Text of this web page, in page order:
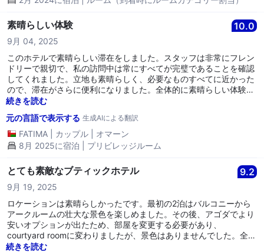
素晴らしい体験 10.0
9月 04, 2025
このホテルで素晴らしい滞在をしました。スタッフは非常にフレン
ドリーで親切で、私の訪問中は常にすべてが完璧であることを確認
してくれました。立地も素晴らしく、必要なものすべてに近かった
ので、滞在がさらに便利になりました。全体的に素晴らしい体験
で、このホテルをぜひお勧めします。
続きを読む
元の言語で表示する 生成AIによる翻訳
FATIMA カップル
オマーン
8月 2025に宿泊 | プリビレッジルーム
とても素敵なブティックホテル 9.2
9月 19, 2025
ロケーションは素晴らしかったです。最初の2泊はバルコニーから
アークルームの壮大な景色を楽しめました。その後、アゴダでより
安いオプションが出たため、部屋を変更する必要があり、
courtyard roomに変わりましたが、景色はありませんでした。全体
的に良いホテルで、スタッフもとても親切でした。食べ物のおすす
続きを読む